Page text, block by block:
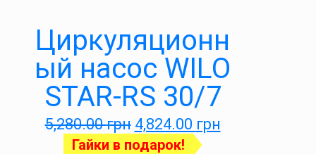
Циркуляционн
ый насос WILO
STAR-RS 30/7
5,280.00грн 4,824.00 грн
Гайки в подарок!